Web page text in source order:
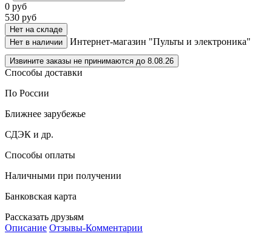
0 руб
530 руб
Нет на складе
Нет в наличии
Интернет-магазин "Пульты и электроника"
Извините заказы не принимаются до 8.08.26
Способы доставки
По России
Ближнее зарубежье
СДЭК и др.
Способы оплаты
Наличными при получении
Банковская карта
Рассказать друзьям
Описание Отзывы-Комментарии